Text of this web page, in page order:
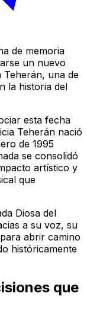
de memoria
un nuevo
Teherán, una de
la historia del
esta fecha
Teherán nació
de 1995
se consolidó
artístico y
que
Diosa del
a su voz, su
abrir camino
históricamente
que